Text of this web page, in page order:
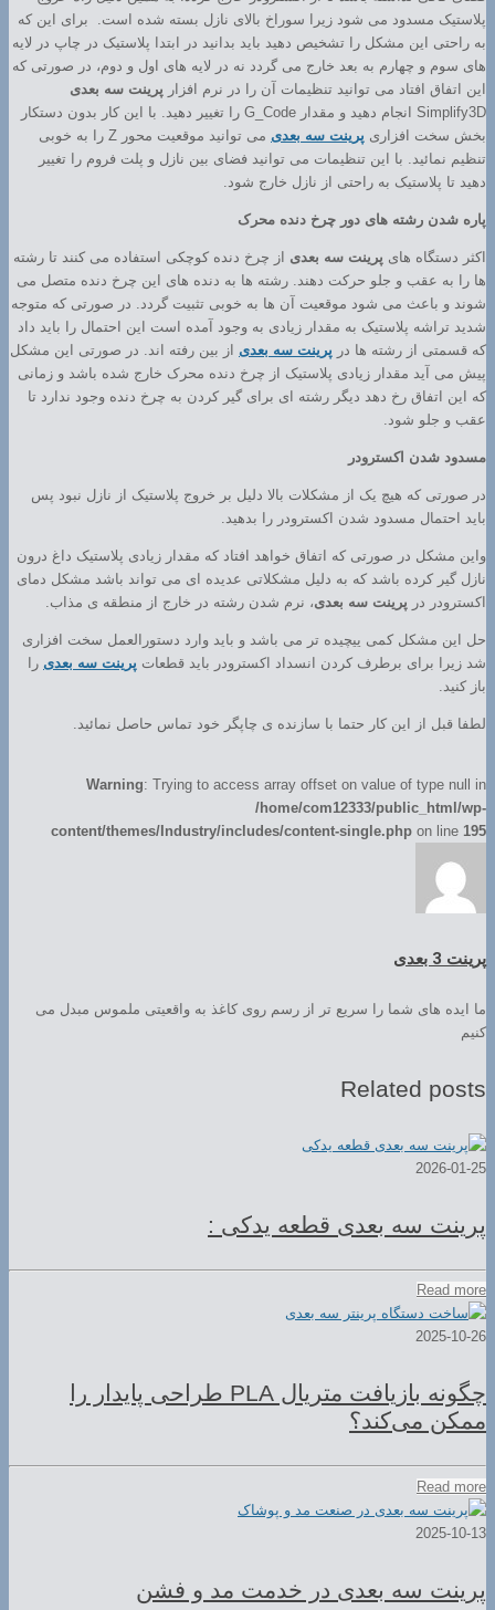
پلاستیک مسدود می شود زیرا سوراخ بالای نازل بسته شده است. برای این که
به راحتی این مشکل را تشخیص دهید باید بدانید در ابتدا پلاستیک در چاپ در لایه
های سوم و چهارم به بعد خارج می گردد نه در لایه های اول و دوم، در صورتی که
این اتفاق افتاد می توانید تنظیمات آن را در نرم افزار پرینت سه بعدی
Simplify3D انجام دهید و مقدار G_Code را تغییر دهید. با این کار بدون دستکار
بخش سخت افزاری پرینت سه بعدی
می توانید موقعیت محور Z را به خوبی
تنظیم نمائید. با این تنظیمات می توانید فضای بین نازل و پلت فروم را تغییر
دهید تا پلاستیک به راحتی از نازل خارج شود.
پاره شدن رشته های دور چرخ دنده محرک
اکثر دستگاه های پرینت سه بعدی از چرخ دنده کوچکی استفاده می کنند تا رشته
ها را به عقب و جلو حرکت دهند. رشته ها به دنده های این چرخ دنده متصل می
شوند و باعث می شود موقعیت آن ها به خوبی تثبیت گردد. در صورتی که متوجه
شدید تراشه پلاستیک به مقدار زیادی به وجود آمده است این احتمال را باید داد
که قسمتی از رشته ها در پرینت سه بعدی از بین رفته اند. در صورتی این مشکل
پیش می آید مقدار زیادی پلاستیک از چرخ دنده محرک خارج شده باشد و زمانی
که این اتفاق رخ دهد دیگر رشته ای برای گیر کردن به چرخ دنده وجود ندارد تا
عقب و جلو شود.
مسدود شدن اکسترودر
در صورتی که هیچ یک از مشکلات بالا دلیل بر خروج پلاستیک از نازل نبود پس
باید احتمال مسدود شدن اکسترودر را بدهید.
واین مشکل در صورتی که اتفاق خواهد افتاد که مقدار زیادی پلاستیک داغ درون
نازل گیر کرده باشد که به دلیل مشکلاتی عدیده ای می تواند باشد مشکل دمای
اکسترودر در پرینت سه بعدی، نرم شدن رشته در خارج از منطقه ی مذاب.
حل این مشکل کمی ییچیده تر می باشد و باید وارد دستورالعمل سخت افزاری
شد زیرا برای برطرف کردن انسداد اکسترودر باید قطعات پرینت سه بعدی را
باز کنید.
لطفا قبل از این کار حتما با سازنده ی چاپگر خود تماس حاصل نمائید.
Warning: Trying to access array offset on value of type null in
/home/com12333/public_html/wp-
content/themes/Industry/includes/content-single.php on line 195
پرینت 3 بعدی
ما ایده های شما را سریع تر از رسم روی کاغذ به واقعیتی ملموس مبدل می
کنیم
Related posts
2026-01-25
پرینت سه بعدی قطعه یدکی :
Read more
2025-10-26
چگونه بازیافت متریال PLA طراحی پایدار را
ممکن می‌کند؟
Read more
2025-10-13
پرینت سه بعدی در خدمت مد و فشن